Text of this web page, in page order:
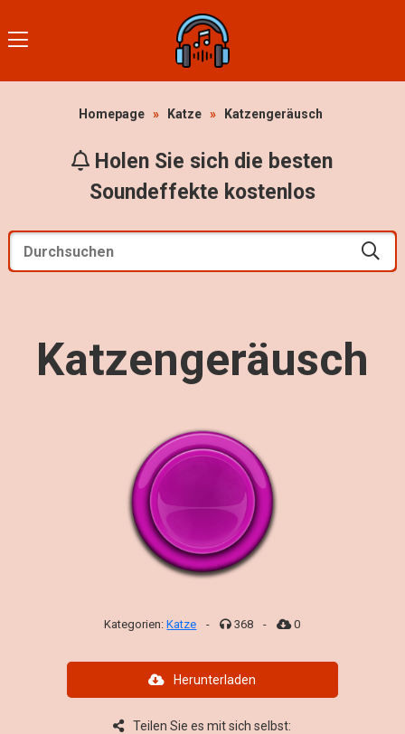
Homepage » Katze » Katzengeräusch
Holen Sie sich die besten
Soundeffekte kostenlos
Katzengeräusch
Kategorien:Katze - 368 - 0
Herunterladen
Teilen Sie es mit sich selbst: